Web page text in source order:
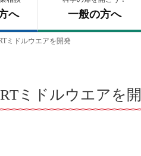
へ 一般の方へ
ミドルウエアを開発
ミドルウエアを